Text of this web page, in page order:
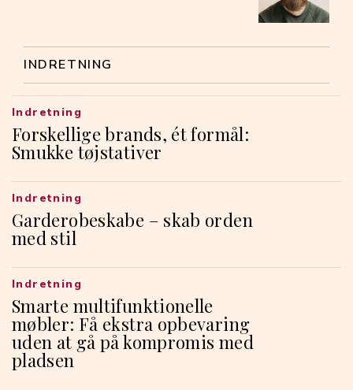
INDRETNING
Forskellige brands, ét formål:
Smukke tøjstativer
Indretning
Garderobeskabe – skab orden
med stil
Indretning
Smarte multifunktionelle
møbler: Få ekstra opbevaring
uden at gå på kompromis med
pladsen
Indretning